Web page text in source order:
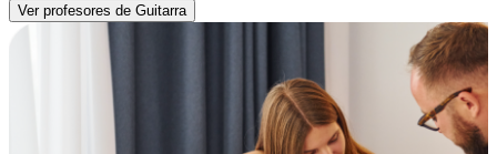
Ver profesores de Guitarra